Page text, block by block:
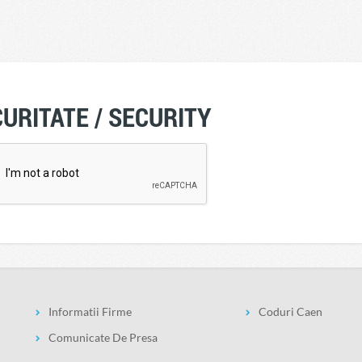
/ SECURITY
Informatii Firme
Comunicate De Presa
Coduri Caen